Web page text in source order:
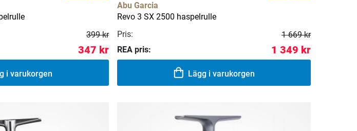
399 kr
347 kr
i varukorgen
Abu Garcia
Revo 3 SX 2500 haspelrulle
Pris:
1 669 kr
REA pris:
1 349 kr
Lägg i varukorgen